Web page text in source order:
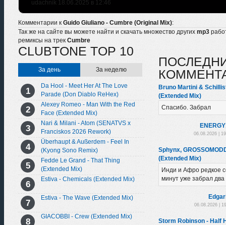
udachnik 18.06.2025 в 12:46
Комментарии к Guido Giuliano - Cumbre (Original Mix):
Так же на сайте вы можете найти и скачать множество других mp3
ремиксы на трек Cumbre
CLUBTONE TOP 10
За день За неделю
Da Hool - Meet Her At The Love
Parade (Don Diablo ReHex)
Alexey Romeo - Man With the Red
Face (Extended Mix)
Nari & Milani - Atom (SENATVS x
Franciskos 2026 Rework)
Überhaupt & Außerdem - Feel In
(Kyong Sono Remix)
Fedde Le Grand - That Thing
(Extended Mix)
Estiva - Chemicals (Extended Mix)
Estiva - The Wave (Extended Mix)
GIACOBBI - Crew (Extended Mix)
Bruno Martini &
(Extended Mix)
Спасибо. Забрал
06.08.2026 |
Sphynx,
(Extended Mix)
Инди и Афро редкое
минут уже забрал два
06.08.2026 |
Storm Robinson - Half